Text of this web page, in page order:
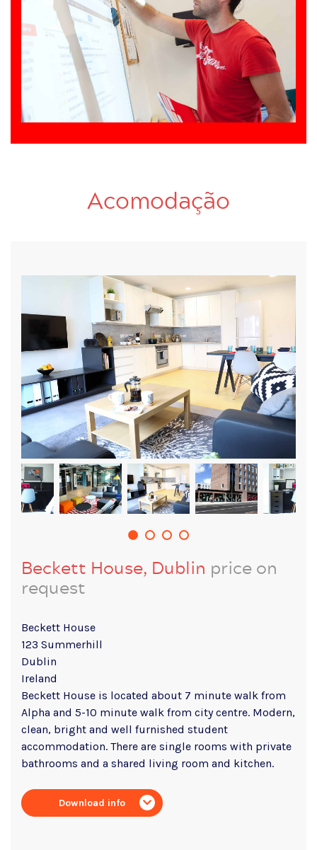
Acomodação
Beckett House, Dublin price on
request
Beckett House
123 Summerhill
Dublin
Ireland
Beckett House is located about 7 minute walk from
Alpha and 5-10 minute walk from city centre. Modern,
clean, bright and well furnished student
accommodation. There are single rooms with private
bathrooms and a shared living room and kitchen.
Download info